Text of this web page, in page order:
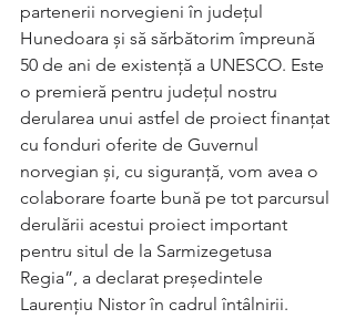
partenerii norvegieni în județul
Hunedoara și să sărbătorim împreună
50 de ani de existență a UNESCO. Este
o premieră pentru județul nostru
derularea unui astfel de proiect finanțat
cu fonduri oferite de Guvernul
norvegian și, cu siguranță, vom avea o
colaborare foarte bună pe tot parcursul
derulării acestui proiect important
pentru situl de la Sarmizegetusa
Regia”, a declarat președintele
Laurențiu Nistor în cadrul întâlnirii.